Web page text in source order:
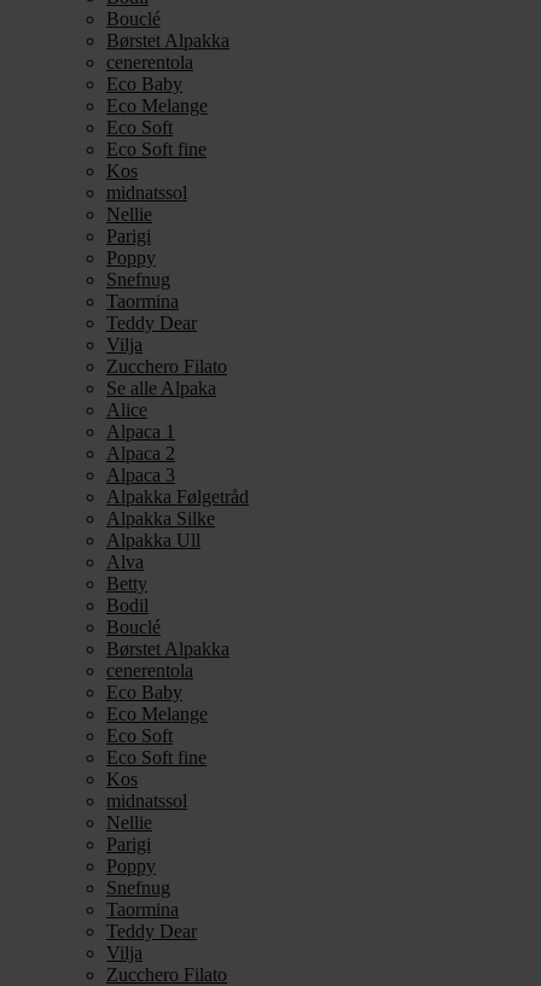
Bouclé
Børstet Alpakka
cenerentola
Eco Baby
Eco Melange
Eco Soft
Eco Soft fine
Kos
midnatssol
Nellie
Parigi
Poppy
Snefnug
Taormina
Teddy Dear
Vilja
Zucchero Filato
Se alle Alpaka
Alice
Alpaca 1
Alpaca 2
Alpaca 3
Alpakka Følgetråd
Alpakka Silke
Alpakka Ull
Alva
Betty
Bodil
Bouclé
Børstet Alpakka
cenerentola
Eco Baby
Eco Melange
Eco Soft
Eco Soft fine
Kos
midnatssol
Nellie
Parigi
Poppy
Snefnug
Taormina
Teddy Dear
Vilja
Zucchero Filato